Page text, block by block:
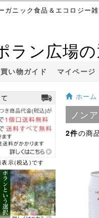
ガニック食品＆エコロジー
ラン広場
い物ガイド マイページ
ホーム
ノン
2件の商
示(税込)です